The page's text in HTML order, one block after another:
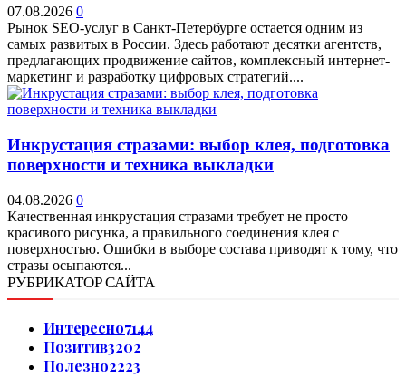
07.08.2026 0
Рынок SEO-услуг в Санкт-Петербурге остается одним из
самых развитых в России. Здесь работают десятки агентств,
предлагающих продвижение сайтов, комплексный интернет-
маркетинг и разработку цифровых стратегий....
Инкрустация стразами: выбор клея, подготовка
поверхности и техника выкладки
04.08.2026 0
Качественная инкрустация стразами требует не просто
красивого рисунка, а правильного соединения клея с
поверхностью. Ошибки в выборе состава приводят к тому, что
стразы осыпаются...
РУБРИКАТОР САЙТА
Интересно7144
Позитив3202
Полезно2223